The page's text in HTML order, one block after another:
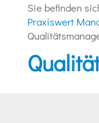
Sie befinden
Praxiswert